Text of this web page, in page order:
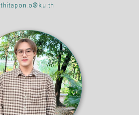
thitapon.o@ku.th